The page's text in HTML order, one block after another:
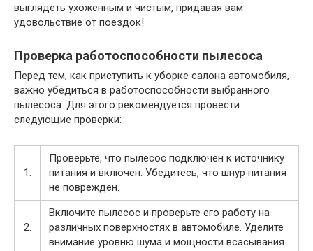
выглядеть ухоженным и чистым, придавая вам
удовольствие от поездок!
Проверка работоспособности пылесоса
Перед тем, как приступить к уборке салона автомобиля,
важно убедиться в работоспособности выбранного
пылесоса. Для этого рекомендуется провести
следующие проверки:
1.
Проверьте, что пылесос подключен к источнику
питания и включен. Убедитесь, что шнур питания
не поврежден.
2.
Включите пылесос и проверьте его работу на
различных поверхностях в автомобиле. Уделите
внимание уровню шума и мощности всасывания.